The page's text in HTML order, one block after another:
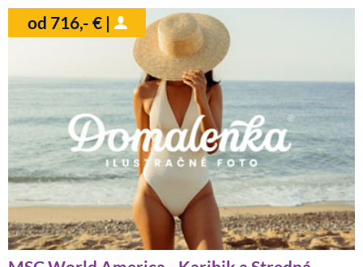
od 716,- € |